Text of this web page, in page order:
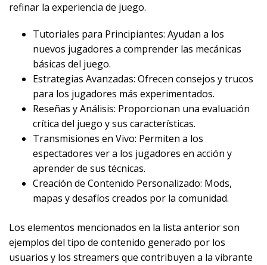
refinar la experiencia de juego.
Tutoriales para Principiantes: Ayudan a los
nuevos jugadores a comprender las mecánicas
básicas del juego.
Estrategias Avanzadas: Ofrecen consejos y trucos
para los jugadores más experimentados.
Reseñas y Análisis: Proporcionan una evaluación
crítica del juego y sus características.
Transmisiones en Vivo: Permiten a los
espectadores ver a los jugadores en acción y
aprender de sus técnicas.
Creación de Contenido Personalizado: Mods,
mapas y desafíos creados por la comunidad.
Los elementos mencionados en la lista anterior son
ejemplos del tipo de contenido generado por los
usuarios y los streamers que contribuyen a la vibrante